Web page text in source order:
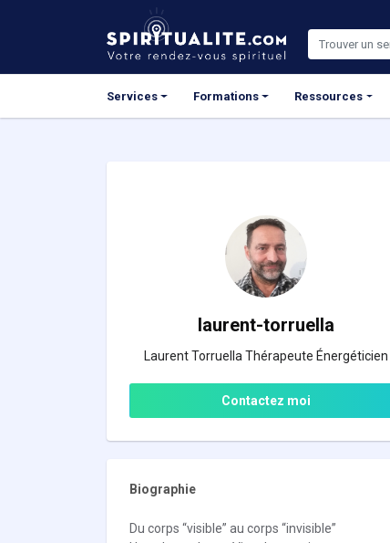
Services Formations Ressources
laurent-torruella
Laurent Torruella Thérapeute Énergéticien
Contactez moi
Biographie
Du corps “visible” au corps “invisible”
Panneau de gestion des cookies